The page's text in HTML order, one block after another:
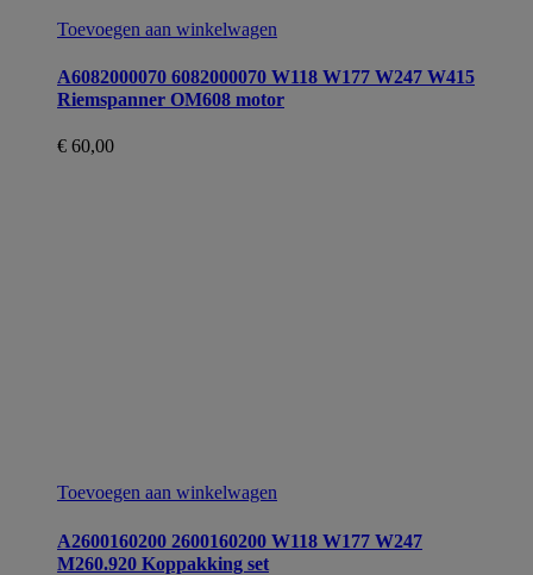
Toevoegen aan winkelwagen
A6082000070 6082000070 W118 W177 W247 W415
Riemspanner OM608 motor
€ 60,00
Toevoegen aan winkelwagen
A2600160200 2600160200 W118 W177 W247
M260.920 Koppakking set